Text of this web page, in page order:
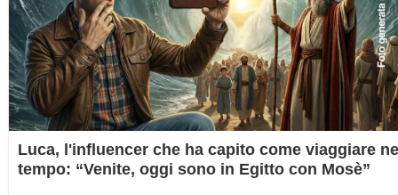
Luca, l'influencer che ha capito come viaggiare
tempo: “Venite, oggi sono in Egitto con Mosè”